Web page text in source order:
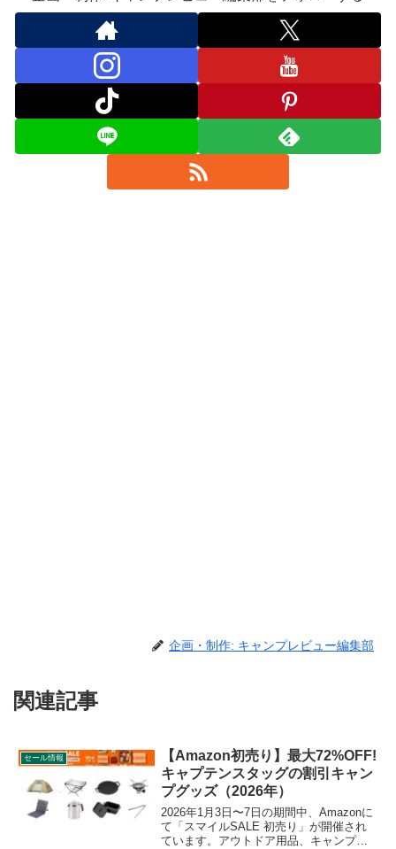
企画・制作: キャンプレビュー編集部
関連記事
セール情報
【Amazon初売り】最大72%OFF!
キャプテンスタッグの割引キャン
プグッズ（2026年）
2026年1月3日〜7日の期間中、Amazonに
て「スマイルSALE 初売り」が開催され
ています。アウトドア用品、キャンプ用